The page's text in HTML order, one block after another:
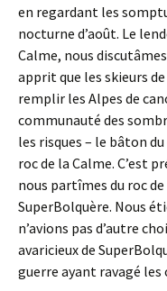
en regardant les
nocturne d’août. Le
Calme, nous
apprit que les skieurs
remplir les Alpes de
communauté des
les risques – le bâton
roc de la Calme. C’est
nous partîmes du roc
SuperBolquère. Nous
n’avions pas d’autre
avaricieux de
guerre ayant ravagé